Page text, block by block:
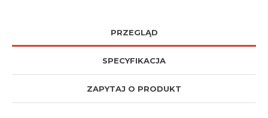
PRZEGLĄD
SPECYFIKACJA
ZAPYTAJ O PRODUKT